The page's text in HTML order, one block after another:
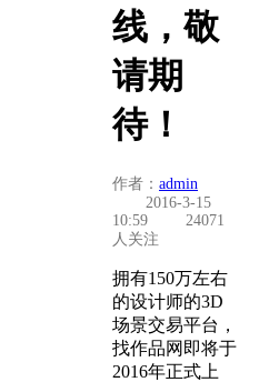
线，敬
请期
待！
作者： admin
2016-3-15
10:59
24071
人关注
拥有150万左右
的设计师的3D
场景交易平台，
找作品网即将于
2016年正式上